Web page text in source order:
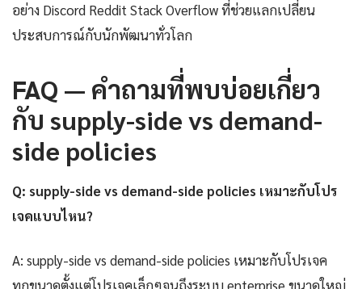
อย่าง Discord Reddit Stack Overflow ที่ช่วยแลกเปลี่ยน
ประสบการณ์กับนักพัฒนาทั่วโลก
FAQ — คำถามที่พบบ่อยเกี่ยว
กับ supply-side vs demand-
side policies
Q: supply-side vs demand-side policies เหมาะกับโปร
เจคแบบไหน?
A: supply-side vs demand-side policies เหมาะกับโปรเจค
ทุกขนาดตั้งแต่โปรเจคเล็กๆจนถึงระบบ enterprise ขนาดใหญ่